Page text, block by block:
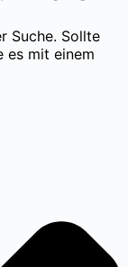
Suche. Sollte
es mit einem